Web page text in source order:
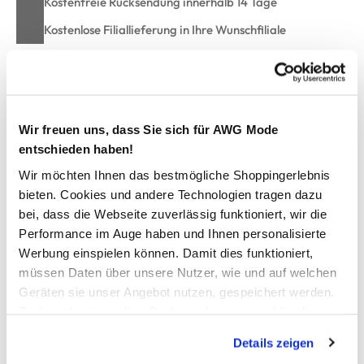
Wir freuen uns, dass Sie sich für AWG Mode
entschieden haben!
Wir möchten Ihnen das bestmögliche Shoppingerlebnis
bieten. Cookies und andere Technologien tragen dazu
bei, dass die Webseite zuverlässig funktioniert, wir die
Performance im Auge haben und Ihnen personalisierte
Werbung einspielen können. Damit dies funktioniert,
müssen Daten über unsere Nutzer, wie und auf welchen
Geräten sie unser Angebot nutzen, gespeichert werden.
werden, werden bei der Nutzung der Webseite auf jeden
Details zeigen
Kostenlose Filiallieferung in Ihre Wunschfiliale
lässiges Sweatshirt von IX-O
in Rippoptik eingefasster Rundhalsausschnitt
weite, legere Schnittform
Rippbündchen an den Abschlüssen
kleiner Wordingprint auf der Front und im Nacken
super angenehme Qualität